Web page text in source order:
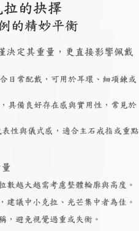
的抉擇
的精妙平衡
決定其重量，更直接影響佩戴
日常配戴，可用於耳環、細項鍊或
具備良好存在感與實用性，常見於
性與儀式感，適合主石戒指或重點
數越大越需考慮整體輪廓與高度。
建議中小克拉、光芒集中者為佳。
，避免視覺過重或失衡。